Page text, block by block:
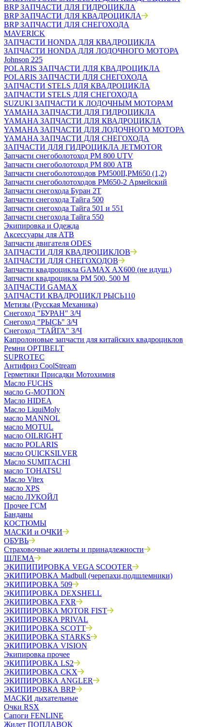
BRP ЗАПЧАСТИ ДЛЯ ГИДРОЦИКЛА
BRP ЗАПЧАСТИ ДЛЯ КВАДРОЦИКЛА
BRP ЗАПЧАСТИ ДЛЯ СНЕГОХОДА
MAVERICK
ЗАПЧАСТИ HONDA ДЛЯ КВАДРОЦИКЛА
ЗАПЧАСТИ HONDA ДЛЯ ЛОДОЧНОГО МОТОРА
Johnson 225
POLARIS ЗАПЧАСТИ ДЛЯ КВАДРОЦИКЛА
POLARIS ЗАПЧАСТИ ДЛЯ СНЕГОХОДА
ЗАПЧАСТИ STELS ДЛЯ КВАДРОЦИКЛА
ЗАПЧАСТИ STELS ДЛЯ СНЕГОХОДА
SUZUKI ЗАПЧАСТИ К ЛОДОЧНЫМ МОТОРАМ
YAMAHA ЗАПЧАСТИ ДЛЯ ГИДРОЦИКЛА
YAMAHA ЗАПЧАСТИ ДЛЯ КВАДРОЦИКЛА
YAMAHA ЗАПЧАСТИ ДЛЯ ЛОДОЧНОГО МОТОРА
YAMAHA ЗАПЧАСТИ ДЛЯ СНЕГОХОДА
ЗАПЧАСТИ ДЛЯ ГИДРОЦИКЛА JETMOTOR
Запчасти снегоболотоход РМ 800 UTV
Запчасти снегоболотоход РМ 800 АТВ
Запчасти снегоболотоходов РМ500II,РМ650 (1,2)
Запчасти снегоболотоходов РМ650-2 Армейский
Запчасти снегохода Буран 2Т
Запчасти снегохода Тайга 500
Запчасти снегохода Тайга 501 и 551
Запчасти снегохода Тайга 550
Экипировка и Одежда
Аксессуары для АТВ
Запчасти двигателя ODES
ЗАПЧАСТИ ДЛЯ КВАДРОЦИКЛОВ
ЗАПЧАСТИ ДЛЯ СНЕГОХОДОВ
Запчасти квадроцикла GAMAX AX600 (не идущ.)
Запчасти квадроцикла РМ 500, 500 М
ЗАПЧАСТИ GAMAX
ЗАПЧАСТИ КВАДРОЦИКЛ РЫСЬ110
Метизы (Русская Механика)
Снегоход "БУРАН" З/Ч
Снегоход "РЫСЬ" З/Ч
Снегоход "ТАЙГА" З/Ч
Капролоновые запчасти для китайских квадроциклов
Ремни OPTIBELT
SUPROTEC
Антифриз CoolStream
Герметики Присадки Мотохимия
Масло FUCHS
масло G-MOTION
Масло HIDEA
Масло LiquiMoly
масло MANNOL
масло MOTUL
масло OILRIGHT
масло POLARIS
масло QUICKSILVER
Масло SUMITACHI
масло TOHATSU
Масло Vitex
масло XPS
масло ЛУКОЙЛ
Прочее ГСМ
Банданы
КОСТЮМЫ
МАСКИ и ОЧКИ
ОБУВЬ
Страховочные жилеты и принадлежности
ШЛЕМА
ЭКИПИПИРОВКА VEGA SCOOTER
ЭКИПИРОВКА Madbull (черепахи,подшлемники)
ЭКИПИРОВКА 509
ЭКИПИРОВКА DEXSHELL
ЭКИПИРОВКА FXR
ЭКИПИРОВКА MOTOR FIST
ЭКИПИРОВКА PRIVAL
ЭКИПИРОВКА SCOTT
ЭКИПИРОВКА STARKS
ЭКИПИРОВКА VISION
Экипировка прочее
ЭКИПИРОВКА LS2
ЭКИПИРОВКА CKX
ЭКИПИРОВКА ANGLER
ЭКИПИРОВКА BRP
МАСКИ дыхательные
Очки RSX
Сапоги FENLINE
Жилет ПОПЛАВОК